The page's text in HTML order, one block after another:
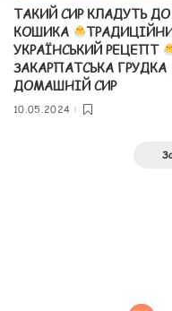
ТАКИЙ СИР КЛАДУТЬ ДО
КОШИКА
УКРАЇНСЬКИЙ РЕЦЕПТ
ЗАКАРПАТСЬКА ГРУДКА
ДОМАШНІЙ СИР
10.05.2024